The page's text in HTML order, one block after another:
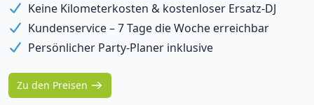
Keine Kilometerkosten & kostenloser Ersatz-DJ
Kundenservice – 7 Tage die Woche erreichbar
Persönlicher Party-Planer inklusive
Zu den Preisen